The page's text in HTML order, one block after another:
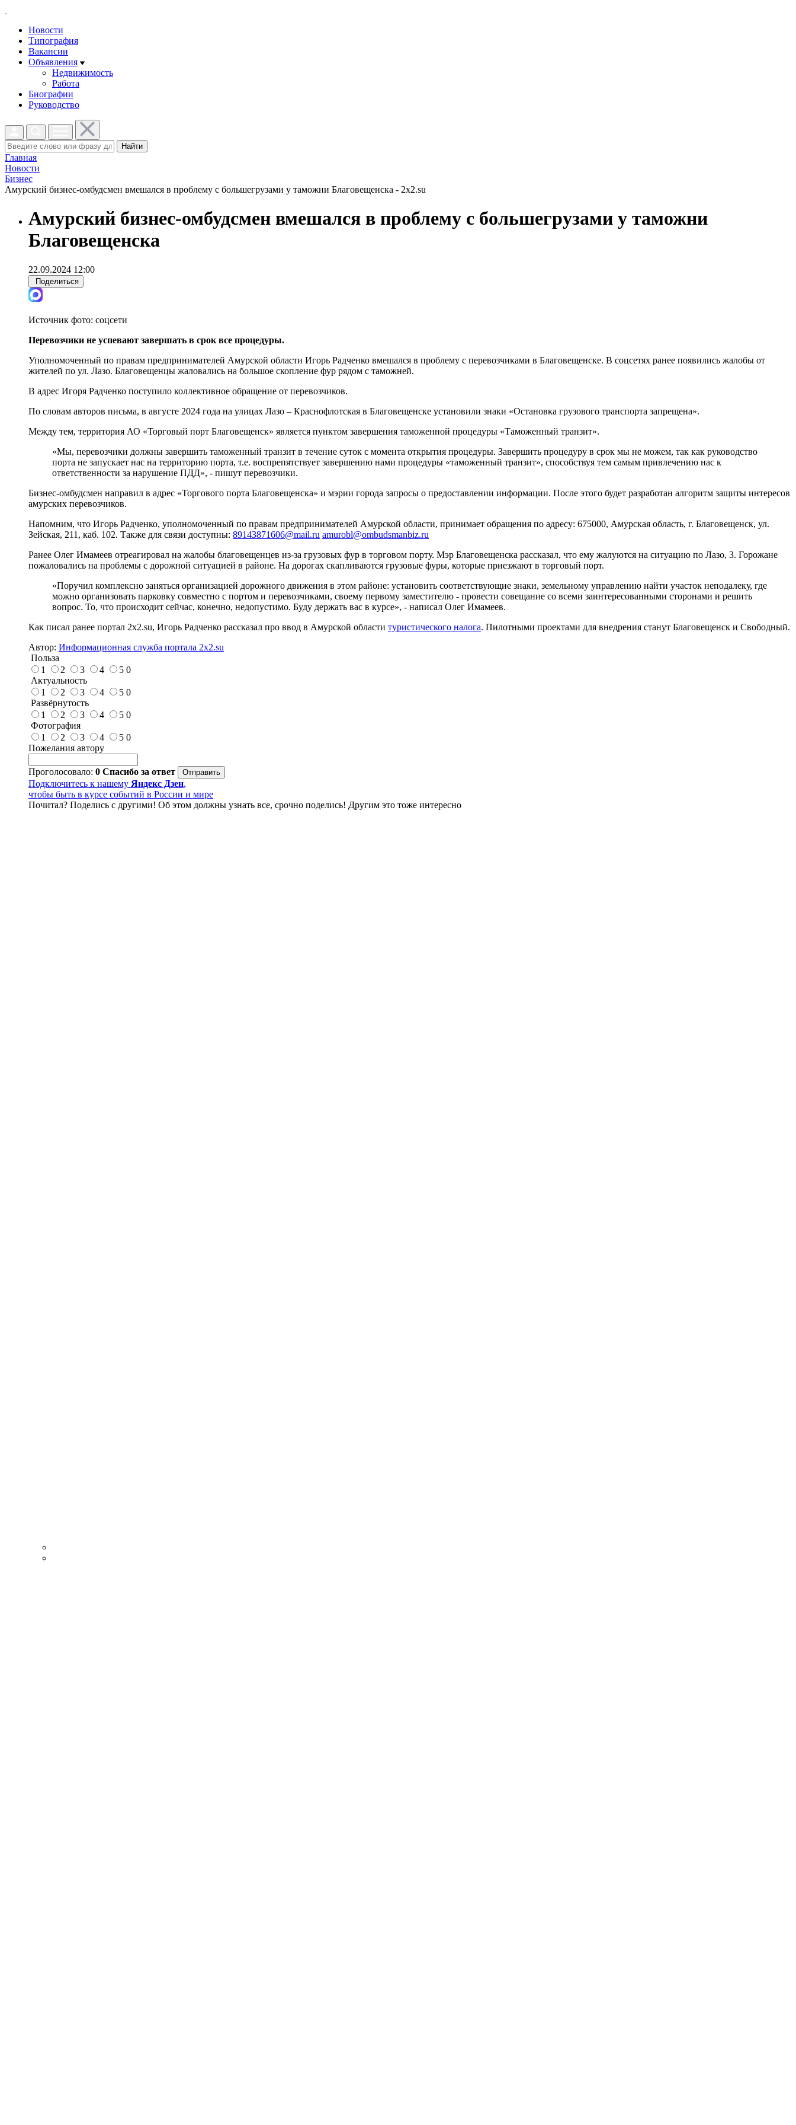
Новости
Типография
Вакансии
Объявления
Недвижимость
Работа
Биографии
Руководство
Найти
Главная
Новости
Бизнес
Амурский бизнес-омбудсмен вмешался в проблему с большегрузами у таможни Благовещенска - 2x2.su
Амурский бизнес-омбудсмен вмешался в проблему с большегрузами у таможни
Благовещенска
22.09.2024 12:00
Поделиться
Источник фото: соцсети
Перевозчики не успевают завершать в срок все процедуры.
Уполномоченный по правам предпринимателей Амурской области Игорь Радченко вмешался в проблему с перевозчиками в Благовещенске. В соцсетях ранее появились жалобы от
жителей по ул. Лазо. Благовещенцы жаловались на большое скопление фур рядом с таможней.
В адрес Игоря Радченко поступило коллективное обращение от перевозчиков.
По словам авторов письма, в августе 2024 года на улицах Лазо – Краснофлотская в Благовещенске установили знаки «Остановка грузового транспорта запрещена».
Между тем, территория АО «Торговый порт Благовещенск» является пунктом завершения таможенной процедуры «Таможенный транзит».
«Мы, перевозчики должны завершить таможенный транзит в течение суток с момента открытия процедуры. Завершить процедуру в срок мы не можем, так как руководство
порта не запускает нас на территорию порта, т.е. воспрепятствует завершению нами процедуры «таможенный транзит», способствуя тем самым привлечению нас к
ответственности за нарушение ПДД», - пишут перевозчики.
Бизнес-омбудсмен направил в адрес «Торгового порта Благовещенска» и мэрии города запросы о предоставлении информации. После этого будет разработан алгоритм защиты интересов
амурских перевозчиков.
Напомним, что Игорь Радченко, уполномоченный по правам предпринимателей Амурской области, принимает обращения по адресу: 675000, Амурская область, г. Благовещенск, ул.
Зейская, 211, каб. 102. Также для связи доступны: 89143871606@mail.ru amurobl@ombudsmanbiz.ru
Ранее Олег Имамеев отреагировал на жалобы благовещенцев из-за грузовых фур в торговом порту. Мэр Благовещенска рассказал, что ему жалуются на ситуацию по Лазо, 3. Горожане
пожаловались на проблемы с дорожной ситуацией в районе. На дорогах скапливаются грузовые фуры, которые приезжают в торговый порт.
«Поручил комплексно заняться организацией дорожного движения в этом районе: установить соответствующие знаки, земельному управлению найти участок неподалеку, где
можно организовать парковку совместно с портом и перевозчиками, своему первому заместителю - провести совещание со всеми заинтересованными сторонами и решить
вопрос. То, что происходит сейчас, конечно, недопустимо. Буду держать вас в курсе», - написал Олег Имамеев.
Как писал ранее портал 2х2.su, Игорь Радченко рассказал про ввод в Амурской области туристического налога. Пилотными проектами для внедрения станут Благовещенск и Свободный.
Автор: Информационная служба портала 2x2.su
Польза
1
2 3 4 5 0
Актуальность
1
2 3 4 5 0
Развёрнутость
1
2 3 4 5 0
Фотография
1
2 3 4 5 0
Пожелания автору
Проголосовало: 0 Спасибо за ответ
Подключитесь к нашему Яндекс Дзен,
чтобы быть в курсе событий в России и мире
Почитал? Поделись с другими! Об этом должны узнать все, срочно поделись! Другим это тоже интересно